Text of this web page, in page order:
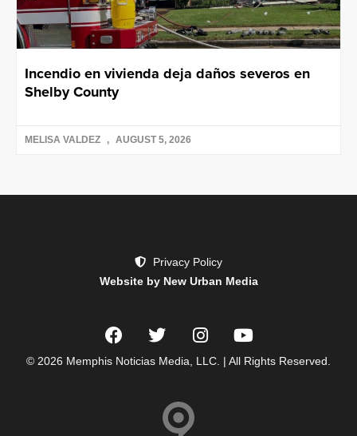
Incendio en vivienda deja daños severos en
Shelby County
MELISA VALDEZ AUGUST 5, 2026
Privacy Policy
Website by New Urban Media
© 2026 Memphis Noticias Media, LLC. | All Rights Reserved.